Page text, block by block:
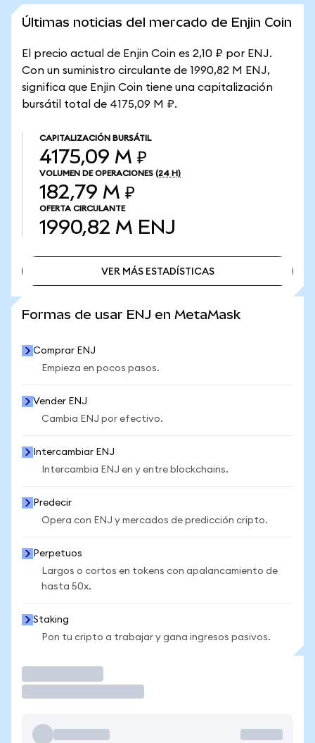
Últimas noticias del mercado de Enjin Coin
El precio actual de Enjin Coin es 2,10 ₽ por ENJ.
Con un suministro circulante de 1990,82 M ENJ,
significa que Enjin Coin tiene una capitalización
bursátil total de 4175,09 M ₽.
CAPITALIZACIÓN BURSÁTIL
4175,09 M ₽
VOLUMEN DE OPERACIONES (24 H)
182,79 M ₽
OFERTA CIRCULANTE
1990,82 M ENJ
VER MÁS ESTADÍSTICAS
Formas de usar ENJ en MetaMask
Comprar ENJ
Empieza en pocos pasos.
Vender ENJ
Cambia ENJ por efectivo.
Intercambiar ENJ
Intercambia ENJ en y entre blockchains.
Predecir
Opera con ENJ y mercados de predicción cripto.
Perpetuos
Largos o cortos en tokens con apalancamiento de
hasta 50x.
Staking
Pon tu cripto a trabajar y gana ingresos pasivos.